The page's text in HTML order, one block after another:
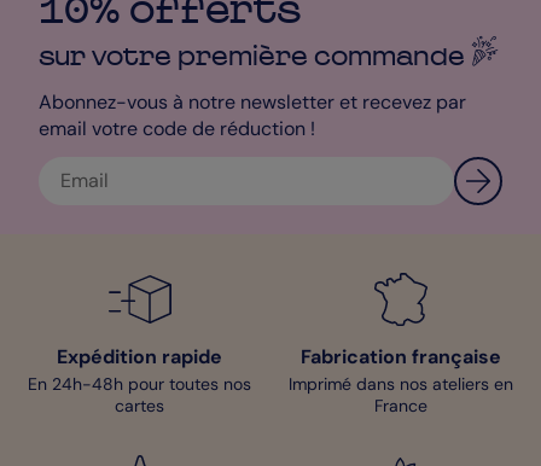
10% offerts
sur votre première commande
Abonnez-vous à notre newsletter et recevez par
email votre code de réduction !
Expédition rapide
En 24h-48h pour toutes nos
cartes
Fabrication française
Imprimé dans nos ateliers en
France